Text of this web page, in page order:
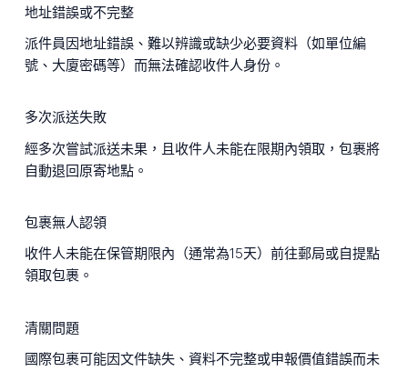
地址錯誤或不完整
派件員因地址錯誤、難以辨識或缺少必要資料（如單位編
號、大廈密碼等）而無法確認收件人身份。
多次派送失敗
經多次嘗試派送未果，且收件人未能在限期內領取，包裹將
自動退回原寄地點。
包裹無人認領
收件人未能在保管期限內（通常為15天）前往郵局或自提點
領取包裹。
清關問題
國際包裹可能因文件缺失、資料不完整或申報價值錯誤而未